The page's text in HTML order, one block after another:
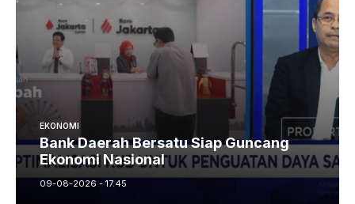
EKONOMI
Bank Daerah Bersatu Siap Guncang
Ekonomi Nasional
09-08-2026 - 17.45